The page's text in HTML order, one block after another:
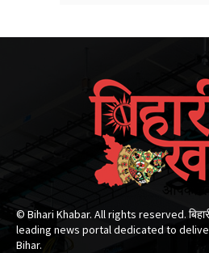
© Bihari Khabar. All rights reserved.
leading news portal dedicated to
Bihar.